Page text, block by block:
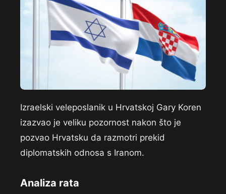
Izraelski veleposlanik u Hrvatskoj Gary Koren
izazvao je veliku pozornost nakon što je
pozvao Hrvatsku da razmotri prekid
diplomatskih odnosa s Iranom.
Analiza rata